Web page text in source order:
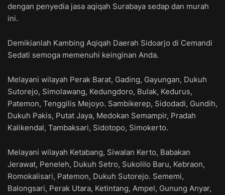
dengan penyedia jasa aqiqah Surabaya sedap dan murah
ini.
Demikianlah Kambing Aqiqah Daerah Sidoarjo di Cemandi
Sedati semoga memenuhi keinginan Anda.
Melayani wilayah Perak Barat, Gading, Gayungan, Dukuh
Sutorejo, Simolawang, Kedungdoro, Bulak, Kedurus,
Patemon, Tenggilis Mejoyo. Sambikerep, Sidodadi, Gundih,
Dukuh Pakis, Putat Jaya, Medokan Semampir, Pradah
Kalikendal, Tambaksari, Sidotopo, Simokerto.
Melayani wilayah Ketabang, Siwalan Kerto, Babakan
Jerawat, Peneleh, Dukuh Setro, Sukolilo Baru, Kebraon,
Romokalisari, Patemon, Dukuh Sutorejo. Sememi,
Balongsari, Perak Utara, Ketintang, Ampel, Gunung Anyar,